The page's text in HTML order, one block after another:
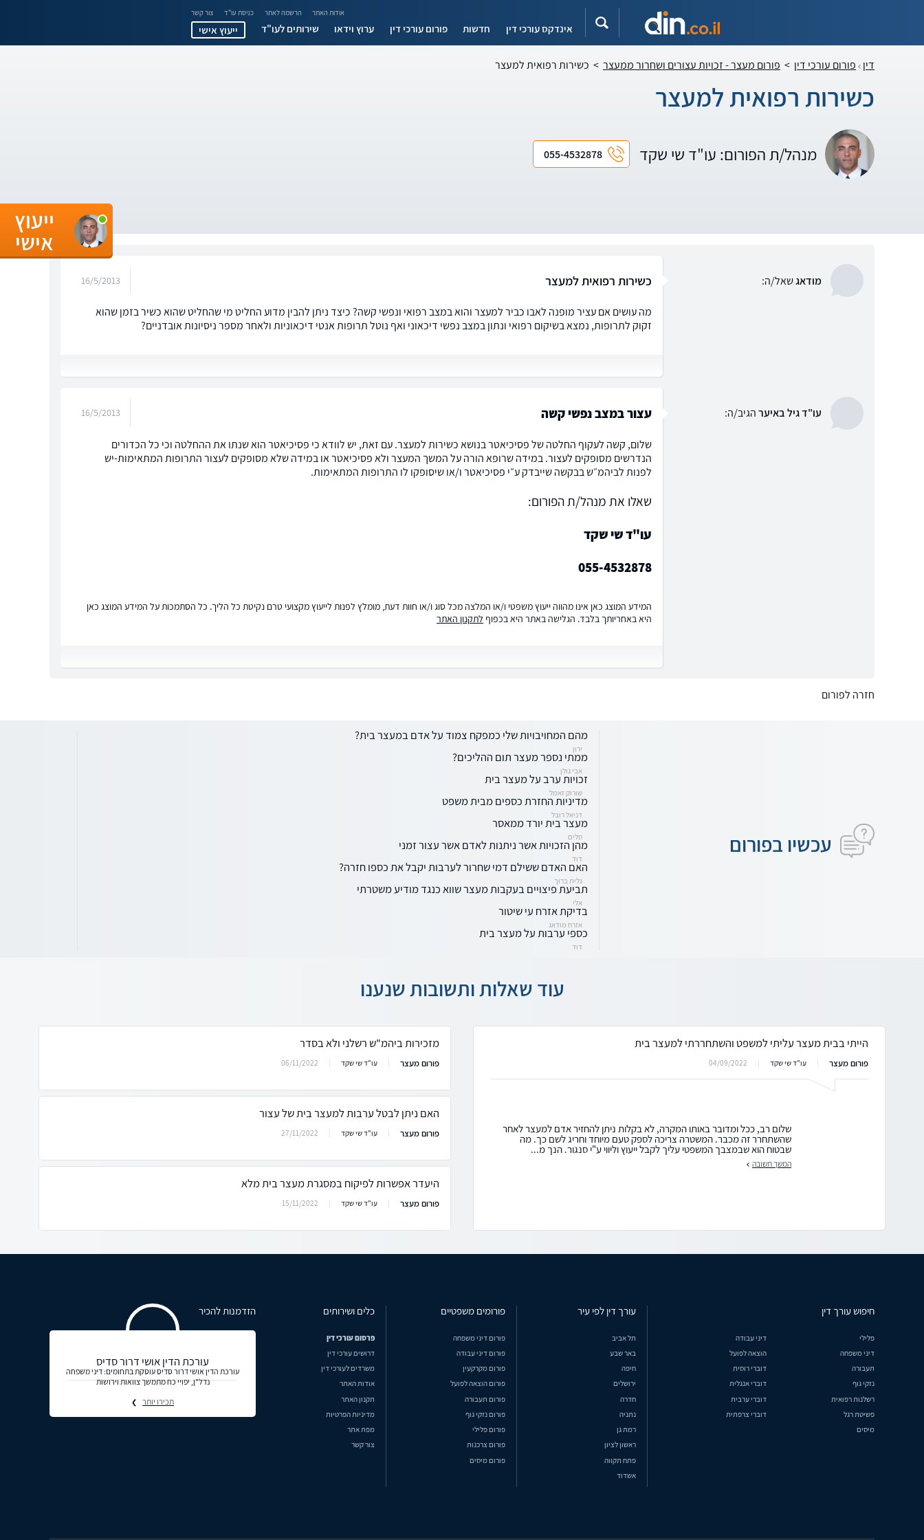
אודות האתר הרשמה לאתר כניסת עו"ד צור קשר
אינדקס עורכי דין חדשות פורום עורכי דין ערוץ וידאו שירותים לעו"ד ייעוץ אישי
דין פורום עורכי דין > פורום מעצר - זכויות עצורים ושחרור ממעצר > כשירות רפואית למעצר
כשירות רפואית למעצר
מנהל/ת הפורום: עו"ד שי שקד 055-4532878
מודאגשאל/ה: כשירות רפואית למעצר 16/5/2013
מה עושים אם עציר מופנה לאבו כביר למעצר והוא במצב רפואי ונפשי קשה? כיצד ניתן להבין מדוע החליט מי שהחליט שהוא כשיר בזמן שהוא
זקוק לתרופות, נמצא בשיקום רפואי ונתון במצב נפשי דיכאוני ואף נוטל תרופות אנטי דיכאוניות ולאחר מספר ניסיונות אובדניים?
עו"ד גיל באיערהגיב/ה: עצור במצב נפשי קשה 16/5/2013
שלום, קשה לעקוף החלטה של פסיכיאטר בנושא כשירות למעצר. עם זאת, יש לוודא כי פסיכיאטר הוא שנתו את ההחלטה וכי כל הכדורים
הנדרשים מסופקים לעצור. במידה שרופא הורה על המשך המעצר ולא פסיכיאטר או במידה שלא מסופקים לעצור התרופות המתאימות-יש
לפנות לביהמ״ש בבקשה שייבדק ע״י פסיכיאטר ו/או שיסופקו לו התרופות המתאימות.
שאלו את מנהל/ת הפורום:
עו"ד שי שקד
055-4532878
המידע המוצג כאן אינו מהווה ייעוץ משפטי ו/או המלצה מכל סוג ו/או חוות דעת, מומלץ לפנות לייעוץ מקצועי טרם נקיטת כל הליך. כל הסתמכות על המידע המוצג כאן
היא באחריותך בלבד. הגלישה באתר היא בכפוף לתקנון האתר
חזרה לפורום
עכשיו בפורום
מהם המחויבויות שלי כמפקח צמוד על אדם במעצר בית?
ירון
ממתי נספר מעצר תום ההליכים?
אבי גולן
זכויות ערב על מעצר בית
שורוק זאמל
מדיניות החזרת כספים מבית משפט
דניאל רובל
מעצר בית יורד ממאסר
סלים
מהן הזכויות אשר ניתנות לאדם אשר עצור זמני
דוד
האם האדם ששילם דמי שחרור לערבות יקבל את כספו חזרה?
גלית ברוך
תביעת פיצויים בעקבות מעצר שווא כנגד מודיע משטרתי
אלי
בדיקת אזרח עי שיטור
אזרח מודאג
כספי ערבות על מעצר בית
דוד
עוד שאלות ותשובות שנענו
הייתי בבית מעצר עליתי למשפט והשתחררתי למעצר בית
פורום מעצר עו"ד שי שקד 04/09/2022
שלום רב, ככל ומדובר באותו המקרה, לא בקלות ניתן להחזיר אדם למעצר לאחר
שהשתחרר זה מכבר. המשטרה צריכה לספק טעם מיוחד וחריג לשם כך. מה
שבטוח הוא שבמצבך המשפטי עליך לקבל ייעוץ וליווי ע"י סנגור. הנך מ...
המשך תשובה
מזכירות ביהמ"ש רשלני ולא בסדר
פורום מעצר עו"ד שי שקד 06/11/2022
האם ניתן לבטל ערבות למעצר בית של עצור
פורום מעצר עו"ד שי שקד 27/11/2022
היעדר אפשרות לפיקוח במסגרת מעצר בית מלא
פורום מעצר עו"ד שי שקד 15/11/2022
ייעוץ
אישי
חיפוש עורך דין
פלילי
דיני עבודה
דיני משפחה
הוצאה לפועל
תעבורה
דוברי רוסית
נזקי גוף
דוברי אנגלית
רשלנות רפואית
דוברי ערבית
פשיטת רגל
דוברי צרפתית
מיסים
עורך דין לפי עיר
תל אביב
באר שבע
חיפה
ירושלים
חדרה
נתניה
רמת גן
ראשון לציון
פתח תקווה
אשדוד
פורומים משפטיים
פורום דיני משפחה
פורום דיני עבודה
פורום מקרקעין
פורום הוצאה לפועל
פורום תעבורה
פורום נזקי גוף
פורום פלילי
פורום צרכנות
פורום מיסים
כלים ושירותים
פרסום עורכי דין
דרושים עורכי דין
משרדים לעורכי דין
אודות האתר
תקנון האתר
מדיניות הפרטיות
מפת אתר
צור קשר
הזדמנות להכיר
עורכת הדין אושי דרור סדיס
עורכת הדין אושי דרור סדיס עוסקת בתחומים: דיני משפחה
נדל"ן, יפויי כח מתמשך צוואות וירושות
תכירו יותר